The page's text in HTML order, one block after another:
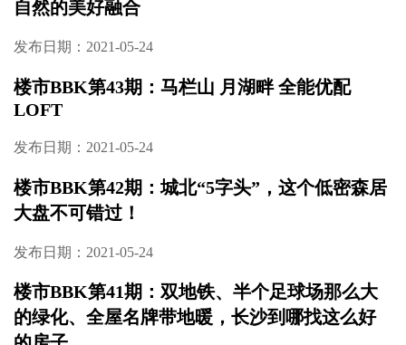
挂1300元/㎡，麓谷就有这样的好事
发布日期：2021-07-20
楼市BBK第45期：出道即巅峰，品质代言人，
洋湖划时代产品
发布日期：2021-06-15
楼市BBK第44期：一线临江，伴山而居，家与
自然的美好融合
发布日期：2021-05-24
楼市BBK第43期：马栏山 月湖畔 全能优配
LOFT